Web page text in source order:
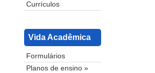
Currículos
Vida Acadêmica
Formulários
Planos de ensino »